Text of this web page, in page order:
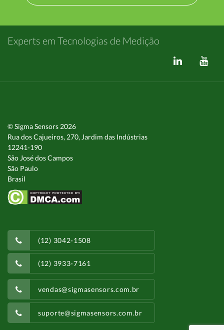
Experts em Tecnologias de Medição
© Sigma Sensors 2026
Rua dos Cajueiros, 270, Jardim das Indústrias
12241-190
São José dos Campos
São Paulo
Brasil
(12) 3042-1508
(12) 3933-7161
vendas@sigmasensors.com.br
suporte@sigmasensors.com.br